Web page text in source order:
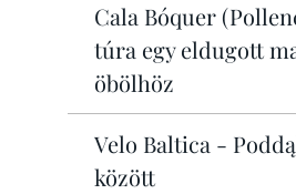
Cala Bóquer
túra egy eldugott
öbölhöz
Velo Baltica -
között